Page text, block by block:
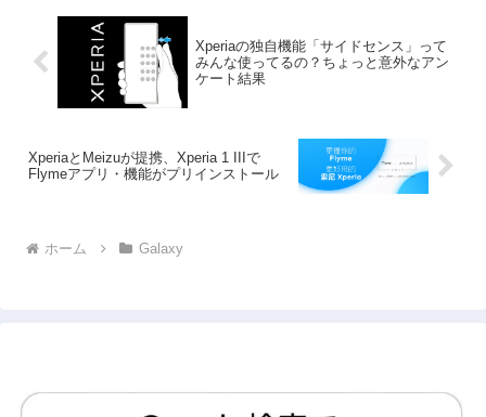
Xperiaの独自機能「サイドセンス」って
みんな使ってるの？ちょっと意外なアン
ケート結果
XperiaとMeizuが提携、Xperia 1 IIIで
Flymeアプリ・機能がプリインストール
ホーム Galaxy